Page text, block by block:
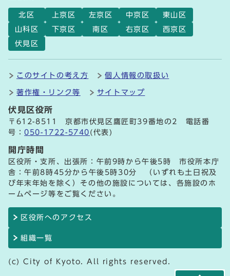
北区 上京区 左京区 中京区
東山区
山科区
下京区 南区 右京区
西京区
伏見区
このサイトの考え方 個人情報の取扱い
著作権・リンク等 サイトマップ
伏見区役所
〒612-8511 京都市伏見区鷹匠町39番地の2 電話番
号：050-1722-5740 (代表)
開庁時間
区役所・支所、出張所：午前9時から午後5時 市役所本庁
舎：午前8時45分から午後5時30分 （いずれも土日祝及
び年末年始を除く）その他の施設については、各施設のホ
ームページ等をご覧ください。
区役所へのアクセス
組織一覧
(c) City of Kyoto. All rights reserved.